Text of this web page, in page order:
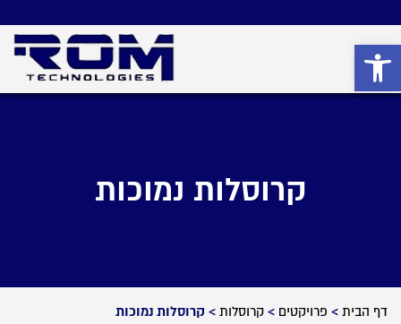
קרוסלות נמוכות
דף הבית > פרויקטים > קרוסלות > קרוסלות נמוכות
פתח סרגל נגישות